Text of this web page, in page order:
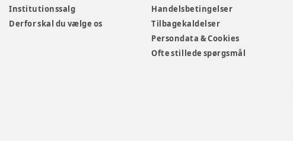
Institutionssalg
Derfor skal du vælge os
Handelsbetingelser
Tilbagekaldelser
Persondata & Cookies
Ofte stillede spørgsmål